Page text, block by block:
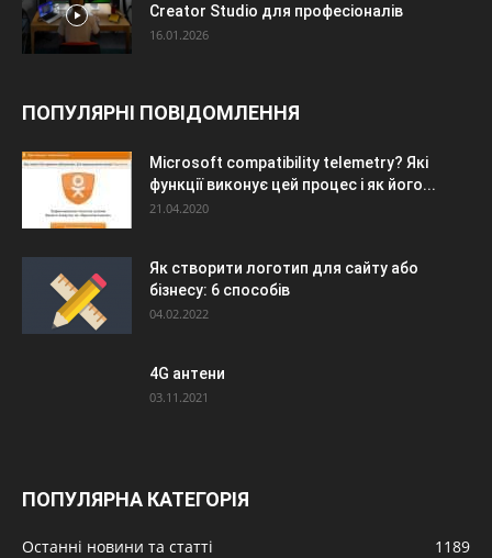
Creator Studio для професіоналів
16.01.2026
ПОПУЛЯРНІ ПОВІДОМЛЕННЯ
Microsoft compatibility telemetry? Які
функції виконує цей процес і як його...
21.04.2020
Як створити логотип для сайту або
бізнесу: 6 способів
04.02.2022
4G антени
03.11.2021
ПОПУЛЯРНА КАТЕГОРІЯ
Останні новини та статті
1189